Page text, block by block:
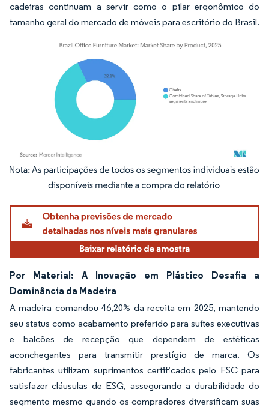
cadeiras continuam a servir como o pilar ergonômico do
tamanho geral do mercado de móveis para escritório do Brasil.
Imagem © Mordor Intelligence. O reuso requer atribuição conforme CC BY 4.0.
Por Material: A Inovação em Plástico Desafia a
Dominância da Madeira
A madeira comandou 46,20% da receita em 2025, mantendo
seu status como acabamento preferido para suítes executivas
e balcões de recepção que dependem de estéticas
aconchegantes para transmitir prestígio de marca. Os
fabricantes utilizam suprimentos certificados pelo FSC para
satisfazer cláusulas de ESG, assegurando a durabilidade do
segmento mesmo quando os compradores diversificam suas